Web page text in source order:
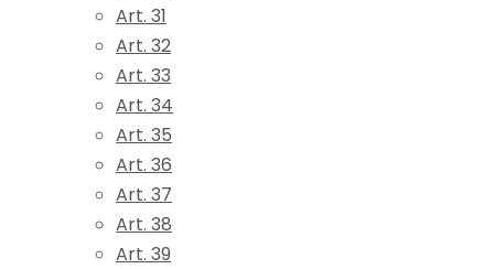
Art. 31
Art. 32
Art. 33
Art. 34
Art. 35
Art. 36
Art. 37
Art. 38
Art. 39